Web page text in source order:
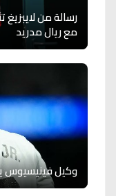
رسالة من
مع ريال مدريد
وكيل فينيسيوس